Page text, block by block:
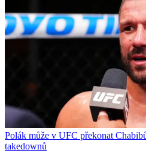
Polák může v UFC překonat
takedownů